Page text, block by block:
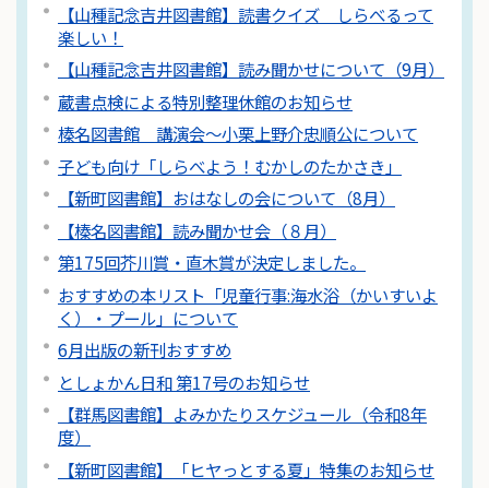
【山種記念吉井図書館】読書クイズ しらべるって
楽しい！
【山種記念吉井図書館】読み聞かせについて（9月）
蔵書点検による特別整理休館のお知らせ
榛名図書館 講演会～小栗上野介忠順公について
子ども向け「しらべよう！むかしのたかさき」
【新町図書館】おはなしの会について（8月）
【榛名図書館】読み聞かせ会（８月）
第175回芥川賞・直木賞が決定しました。
おすすめの本リスト「児童行事:海水浴（かいすいよ
く）・プール」について
6月出版の新刊おすすめ
としょかん日和 第17号のお知らせ
【群馬図書館】よみかたりスケジュール（令和8年
度）
【新町図書館】「ヒヤっとする夏」特集のお知らせ